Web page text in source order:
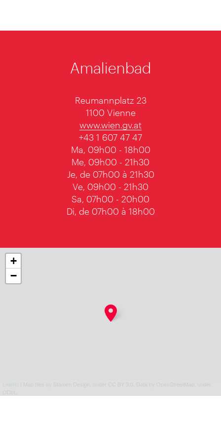
Amalienbad
Reumannplatz 23
1100 Vienne
www.wien.gv.at
+43 1 607 47 47
Ma, 09h00 - 18h00
Me, 09h00 - 21h30
Je, de 07h00 à 21h30
Ve, 09h00 - 21h30
Sa, 07h00 - 20h00
Di, de 07h00 à 18h00
+
−
Leaflet